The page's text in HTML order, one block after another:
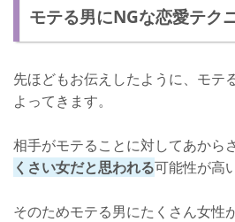
モテる男にNGな恋愛テク
先ほどもお伝えしたように、モテ
よってきます。
相手がモテることに対してあから
くさい女だと思われる可能性が高
そのためモテる男にたくさん女性